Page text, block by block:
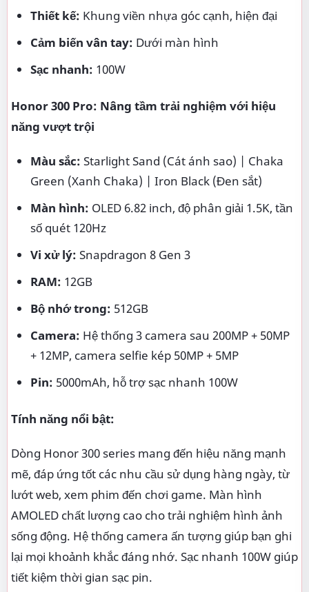
Thiết kế: Khung viền nhựa góc cạnh, hiện đại
Cảm biến vân tay: Dưới màn hình
Sạc nhanh: 100W
Honor 300 Pro: Nâng tầm trải nghiệm với hiệu
năng vượt trội
Màu sắc: Starlight Sand (Cát ánh sao) | Chaka
Green (Xanh Chaka) | Iron Black (Đen sắt)
Màn hình: OLED 6.82 inch, độ phân giải 1.5K, tần
số quét 120Hz
Vi xử lý: Snapdragon 8 Gen 3
RAM: 12GB
Bộ nhớ trong: 512GB
Camera: Hệ thống 3 camera sau 200MP + 50MP
+ 12MP, camera selfie kép 50MP + 5MP
Pin: 5000mAh, hỗ trợ sạc nhanh 100W
Tính năng nổi bật:
Dòng Honor 300 series mang đến hiệu năng mạnh
mẽ, đáp ứng tốt các nhu cầu sử dụng hàng ngày, từ
lướt web, xem phim đến chơi game. Màn hình
AMOLED chất lượng cao cho trải nghiệm hình ảnh
sống động. Hệ thống camera ấn tượng giúp bạn ghi
lại mọi khoảnh khắc đáng nhớ. Sạc nhanh 100W giúp
tiết kiệm thời gian sạc pin.